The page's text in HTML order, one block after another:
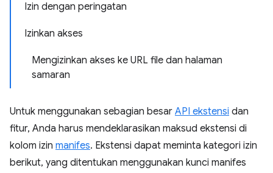
Izin dengan peringatan
Izinkan akses
Mengizinkan akses ke URL file dan halaman
samaran
Untuk menggunakan sebagian besar API ekstensi dan
fitur, Anda harus mendeklarasikan maksud ekstensi di
kolom izin manifes. Ekstensi dapat meminta kategori izin
berikut, yang ditentukan menggunakan kunci manifes